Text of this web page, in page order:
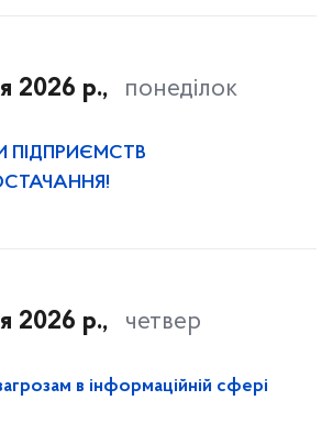
2026 р., понеділок
ПІДПРИЄМСТВ
2026 р., четвер
в інформаційній сфері